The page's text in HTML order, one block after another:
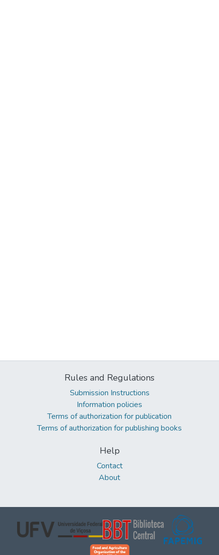
Rules and Regulations
Submission Instructions
Information policies
Terms of authorization for publication
Terms of authorization for publishing books
Help
Contact
About